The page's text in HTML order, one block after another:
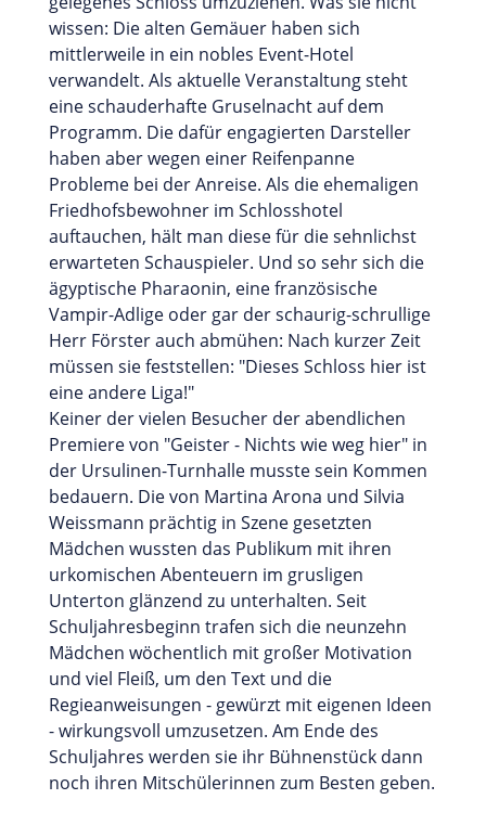
wissen: Die alten Gemäuer haben sich
mittlerweile in ein nobles Event-Hotel
verwandelt. Als aktuelle Veranstaltung steht
eine schauderhafte Gruselnacht auf dem
Programm. Die dafür engagierten Darsteller
haben aber wegen einer Reifenpanne
Probleme bei der Anreise. Als die ehemaligen
Friedhofsbewohner im Schlosshotel
auftauchen, hält man diese für die sehnlichst
erwarteten Schauspieler. Und so sehr sich die
ägyptische Pharaonin, eine französische
Vampir-Adlige oder gar der schaurig-schrullige
Herr Förster auch abmühen: Nach kurzer Zeit
müssen sie feststellen: "Dieses Schloss hier ist
eine andere Liga!"
Keiner der vielen Besucher der abendlichen
Premiere von "Geister - Nichts wie weg hier" in
der Ursulinen-Turnhalle musste sein Kommen
bedauern. Die von Martina Arona und Silvia
Weissmann prächtig in Szene gesetzten
Mädchen wussten das Publikum mit ihren
urkomischen Abenteuern im grusligen
Unterton glänzend zu unterhalten. Seit
Schuljahresbeginn trafen sich die neunzehn
Mädchen wöchentlich mit großer Motivation
und viel Fleiß, um den Text und die
Regieanweisungen - gewürzt mit eigenen Ideen
- wirkungsvoll umzusetzen. Am Ende des
Schuljahres werden sie ihr Bühnenstück dann
noch ihren Mitschülerinnen zum Besten geben.